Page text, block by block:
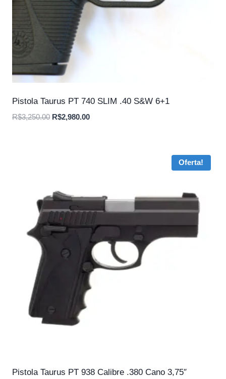
Pistola Taurus PT 740 SLIM .40 S&W 6+1
R$3,250.00 O
R$2,980.00O
Oferta!
Pistola Taurus PT 938 Calibre .380 Cano 3,75″